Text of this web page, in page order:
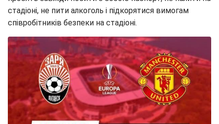
стадіоні, не пити алкоголь і підкорятися вимогам
співробітників безпеки на стадіоні.